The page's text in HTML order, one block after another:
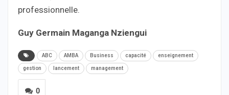
professionnelle.
Guy Germain Maganga Nziengui
ABC AMBA Business capacité enseignement
gestion lancement management
0